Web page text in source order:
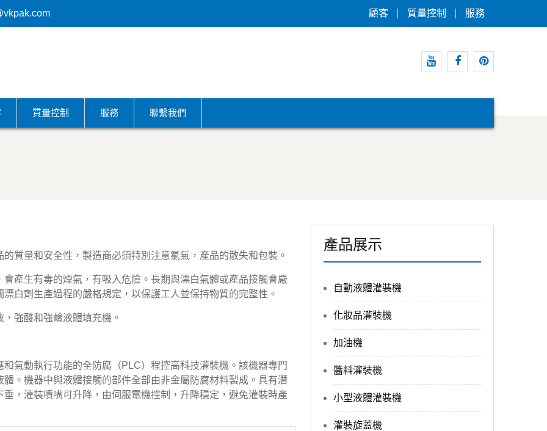
顧客 質量控制 服務
質量控制 服務 聯繫我們
質量和安全性，製造商必須特別注意氯氣，產品的散失和包裝。
產生有毒的煙氣，有吸入危險。長期與漂白氣體或產品接觸會嚴
白劑生產過程的嚴格規定，以保護工人並保持物質的完整性。
強酸和強鹼液體填充機。
氣動執行功能的全防腐（PLC）程控高科技灌裝機。該機器專門
。機器中與液體接觸的部件全部由非金屬防腐材料製成。具有潛
，灌裝噴嘴可升降，由伺服電機控制，升降穩定，避免灌裝時產
產品展示
自動液體灌裝機
化妝品灌裝機
加油機
醬料灌裝機
小型液體灌裝機
灌裝旋蓋機